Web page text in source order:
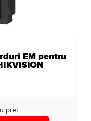
EM pentru
pret